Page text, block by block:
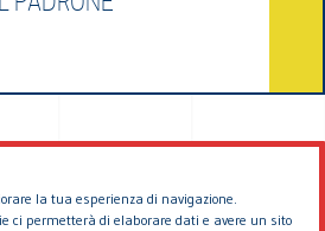
la tua esperienza di navigazione.
ci permetterà di elaborare dati e avere un sito